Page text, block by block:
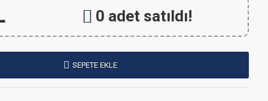
0 adet satıldı!
SEPETE EKLE